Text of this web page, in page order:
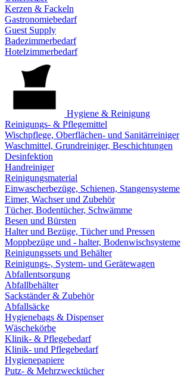
Kerzen & Fackeln
Gastronomiebedarf
Guest Supply
Badezimmerbedarf
Hotelzimmerbedarf
Hygiene & Reinigung
Reinigungs- & Pflegemittel
Wischpflege, Oberflächen- und Sanitärreiniger
Waschmittel, Grundreiniger, Beschichtungen
Desinfektion
Handreiniger
Reinigungsmaterial
Einwascherbezüge, Schienen, Stangensysteme
Eimer, Wachser und Zubehör
Tücher, Bodentücher, Schwämme
Besen und Bürsten
Halter und Bezüge, Tücher und Pressen
Moppbezüge und - halter, Bodenwischsysteme
Reinigungssets und Behälter
Reinigungs-, System- und Gerätewagen
Abfallentsorgung
Abfallbehälter
Sackständer & Zubehör
Abfallsäcke
Hygienebags & Dispenser
Wäschekörbe
Klinik- & Pflegebedarf
Klinik- und Pflegebedarf
Hygienepapiere
Putz- & Mehrzwecktücher